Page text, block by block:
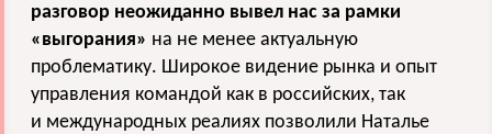
разговор неожиданно вывел нас за рамки
«выгорания» на не менее актуальную
проблематику. Широкое видение рынка и опыт
управления командой как в российских, так
и международных реалиях позволили Наталье